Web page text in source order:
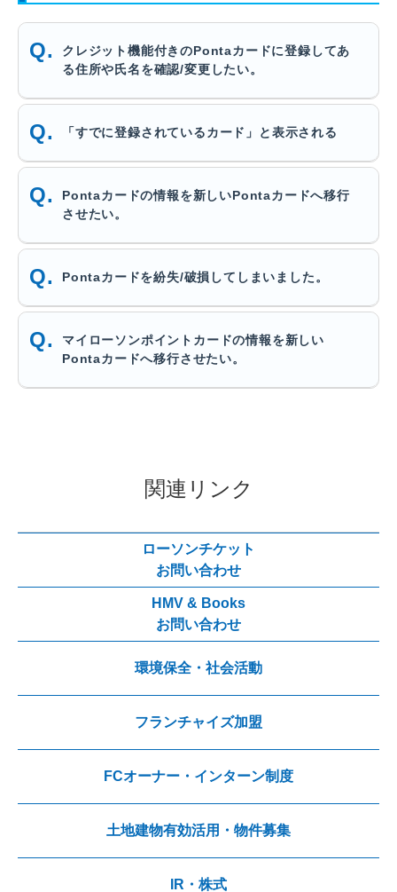
クレジット機能付きのPontaカードに登録してあ
る住所や氏名を確認/変更したい。
「すでに登録されているカード」と表示される
Pontaカードの情報を新しいPontaカードへ移行
させたい。
Pontaカードを紛失/破損してしまいました。
マイローソンポイントカードの情報を新しい
Pontaカードへ移行させたい。
関連リンク
ローソンチケット
お問い合わせ
HMV & Books
お問い合わせ
環境保全・社会活動
フランチャイズ加盟
FCオーナー・インターン制度
土地建物有効活用・物件募集
IR・株式